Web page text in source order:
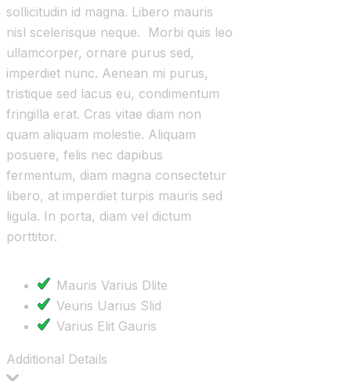
sollicitudin id magna. Libero mauris
nisl scelerisque neque. Morbi quis leo
ullamcorper, ornare purus sed,
imperdiet nunc. Aenean mi purus,
tristique sed lacus eu, condimentum
fringilla erat. Cras vitae diam non
quam aliquam molestie. Aliquam
posuere, felis nec dapibus
fermentum, diam magna consectetur
libero, at imperdiet turpis mauris sed
ligula. In porta, diam vel dictum
porttitor.
Mauris Varius Dlite
Veuris Uarius Slid
Varius Elit Gauris
Additional Details